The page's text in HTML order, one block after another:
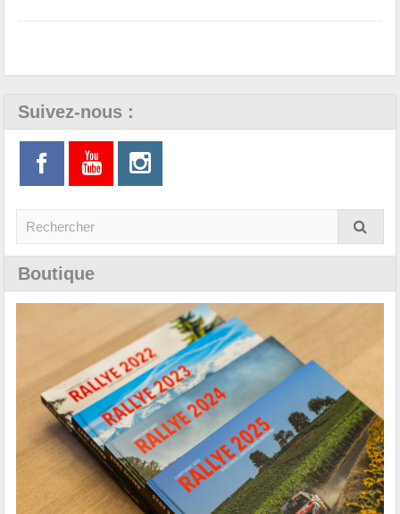
Suivez-nous :
Boutique